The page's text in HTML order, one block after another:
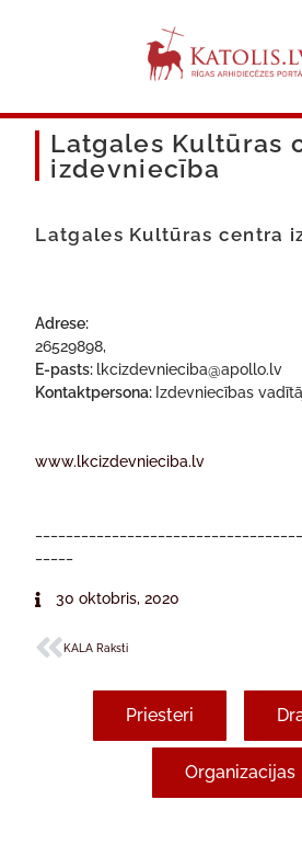
Latgales Kultūras
izdevniecība
Latgales Kultūras centra
Adrese:
26529898,
E-pasts: lkcizdevnieciba@apollo.lv
Kontaktpersona: Izdevniecības
www.lkcizdevnieciba.lv
30 oktobris, 2020
KALA Raksti
Priesteri
Organizacijas